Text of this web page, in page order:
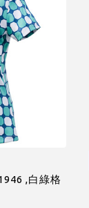
,白綠格